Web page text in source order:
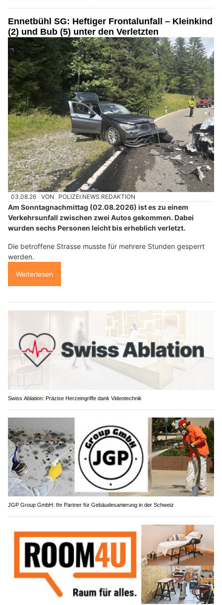
Ennetbühl SG: Heftiger Frontalunfall – Kleinkind
(2) und Bub (5) unter den Verletzten
03.08.26 VON POLIZEI.NEWS REDAKTION
Am Sonntagnachmittag (02.08.2026) ist es zu einem
Verkehrsunfall zwischen zwei Autos gekommen. Dabei
wurden sechs Personen leicht bis erheblich verletzt.
Die betroffene Strasse musste für mehrere Stunden gesperrt
werden.
Weiterlesen
Swiss Ablation: Präzise Herzeingriffe dank Videotechnik
JGP Group GmbH: Ihr Partner für Gebäudesanierung in der Schweiz